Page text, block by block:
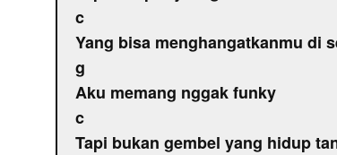
c
Yang bisa menghangatkanmu di
g
Aku memang nggak funky
c
Tapi bukan gembel yang hidup